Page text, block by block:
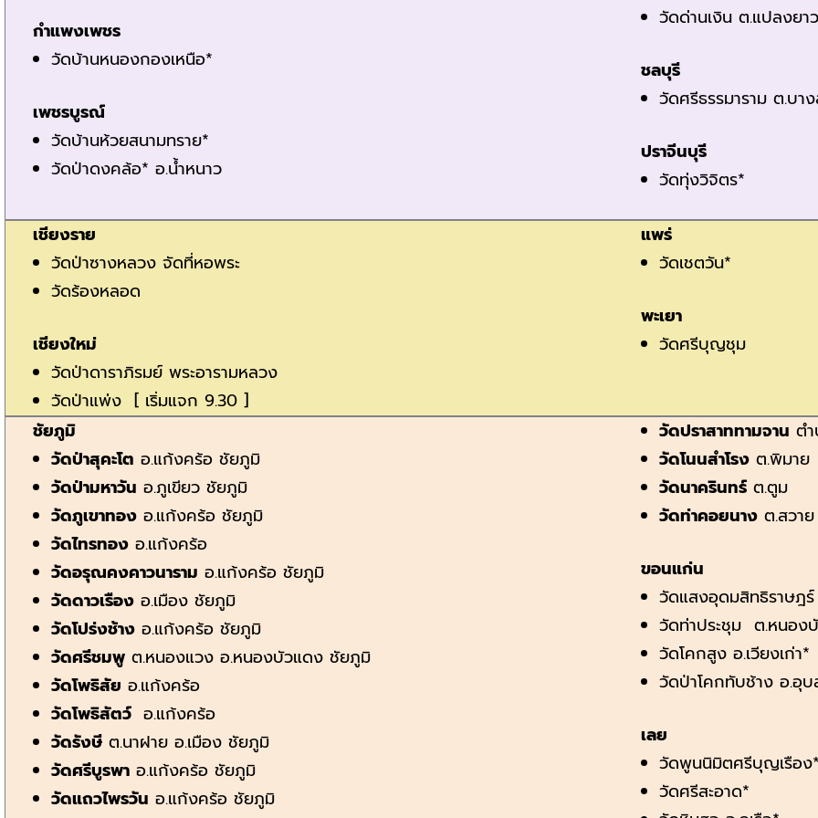
กำแพงเพชร
วัดบ้านหนองกองเหนือ*
เพชรบูรณ์
วัดบ้านห้วยสนามทราย*
วัดป่าดงคล้อ* อ.น้ำหนาว
วัดด่านเงิน ต.แปลงยาว
ชลบุรี
วัดศรีธรรมาราม ต.บา
ปราจีนบุรี
วัดทุ่งวิจิตร*
เชียงราย
วัดป่าซางหลวง จัดที่หอพระ
วัดร้องหลอด
เชียงใหม่
วัดป่าดาราภิรมย์ พระอารามหลวง
วัดป่าแพ่ง [ เริ่มแจก 9.30 ]
แพร่
วัดเชตวัน*
พะเยา
วัดศรีบุญชุม
ชัยภูมิ
วัดป่าสุคะโต อ.แก้งคร้อ ชัยภูมิ
วัดป่ามหาวัน อ.ภูเขียว ชัยภูมิ
วัดภูเขาทอง อ.แก้งคร้อ ชัยภูมิ
วัดไทรทอง อ.แก้งคร้อ
วัดอรุณคงคาวนาราม อ.แก้งคร้อ ชัยภูมิ
วัดดาวเรือง อ.เมือง ชัยภูมิ
วัดโปร่งช้าง อ.แก้งคร้อ ชัยภูมิ
วัดศรีชมพู ต.หนองแวง อ.หนองบัวแดง ชัยภูมิ
วัดโพธิสัย อ.แก้งคร้อ
วัดโพธิสัตว์ อ.แก้งคร้อ
วัดรังษี ต.นาฝาย อ.เมือง ชัยภูมิ
วัดศรีบูรพา อ.แก้งคร้อ ชัยภูมิ
วัดแถวไพรวัน อ.แก้งคร้อ ชัยภูมิ
วัดปราสาททามจาน ต
วัดโนนสำโรง ต.พิมาย
วัดนาครินทร์ ต.ตูม
วัดท่าคอยนาง ต.สวาย
ขอนแก่น
วัดแสงอุดมสิทธิราษฎ
วัดท่าประชุม ต.หนอง
วัดโคกสูง อ.เวียงเก่า*
วัดป่าโคกทับช้าง อ.อุ
เลย
วัดพูนนิมิตศรีบุญเรือง*
วัดศรีสะอาด*